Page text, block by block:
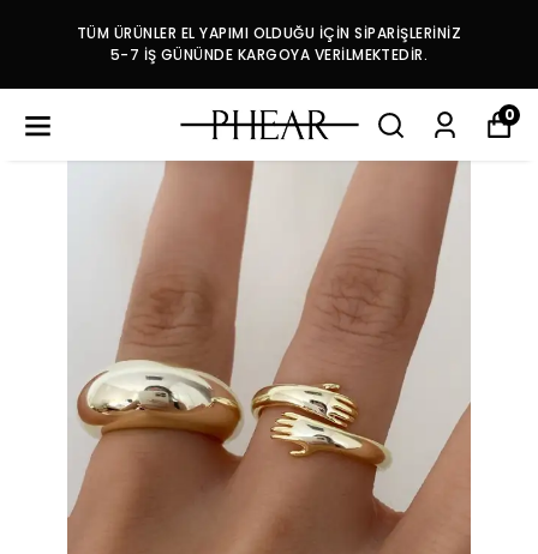
TÜM ÜRÜNLER EL YAPIMI OLDUĞU İÇİN SİPARİŞLERİNİZ
5-7 İŞ GÜNÜNDE KARGOYA VERİLMEKTEDİR.
0